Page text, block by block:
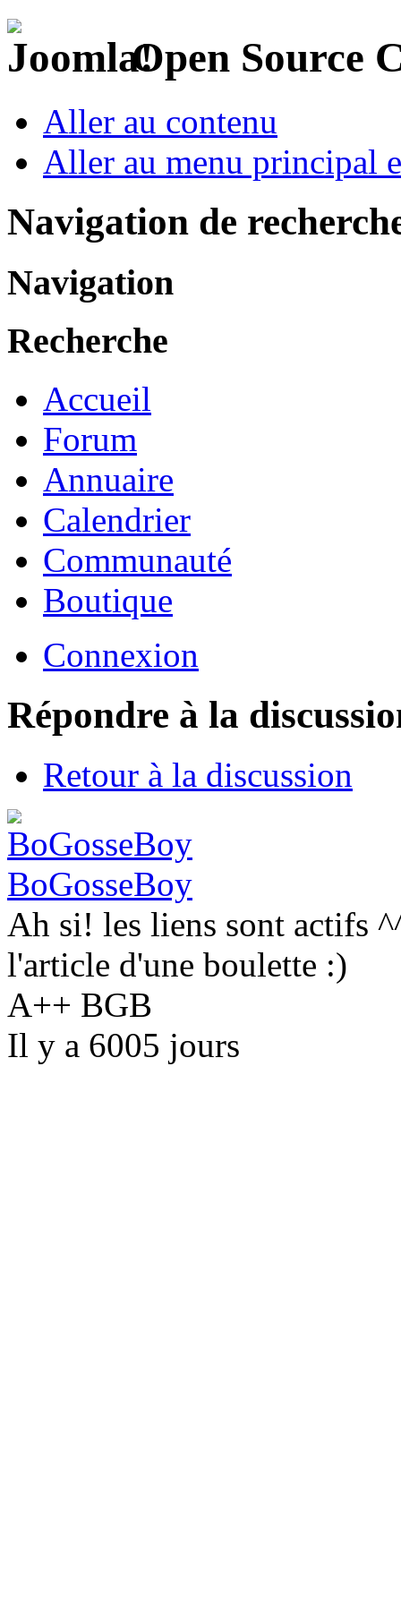
Open Source
Aller au contenu
Aller au menu principal
Navigation de
Navigation
Recherche
Accueil
Forum
Annuaire
Calendrier
Communauté
Boutique
Connexion
Répondre à la
Retour à la discussion
BoGosseBoy
Ah si! les liens sont actifs
l'article d'une boulette :)
A++ BGB
Il y a 6005 jours